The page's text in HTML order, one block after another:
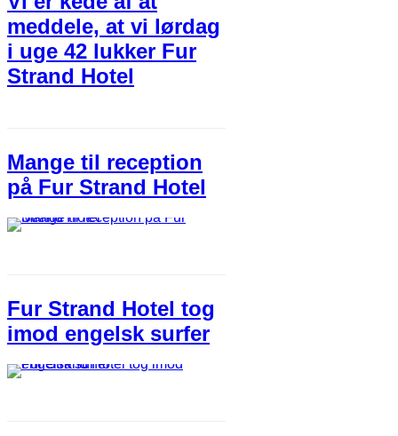
meddele, at vi lørdag
i uge 42 lukker Fur
Strand Hotel
Mange til reception
på Fur Strand Hotel
Fur Strand Hotel tog
imod engelsk surfer